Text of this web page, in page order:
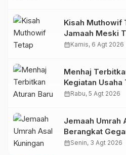
Kisah Muthowif
Jamaah Meski
Korban
calendar_monthKamis, 6 Agt 2026
Menhaj
Kegiatan
Siap-siap
calendar_monthRabu, 5 Agt 2026
Jemaah Umrah
Berangkat
Saat Pesawat
calendar_monthSenin, 3 Agt 2026